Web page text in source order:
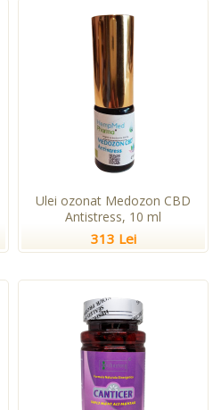
Ulei ozonat Medozon CBD
Antistress, 10 ml
313 Lei